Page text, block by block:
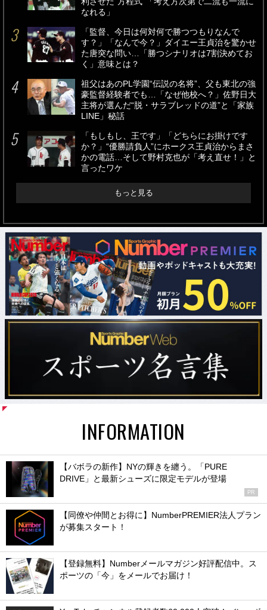
なれる」
「監督、今日は何対何で勝つつもりなんで
す？」「なんで今？」ダイエー王貞治を驚かせ
た唐突な問い…「勝つシナリオは7割決めてお
く」意味とは？
祖父はあのPL学園“伝説の名将”、父も東北の強
豪監督経験者でも…「なぜ他校へ？」佐野日大
主将が選んだ“脱・サラブレッドの道”と「家族
LINE」秘話
「もしもし、王です」「どちらにお掛けです
か？」“優勝請負人”にホークス王貞治からまさ
かの電話…そして野村克也が「考え直せ！」と
言ったワケ
もっと見る
INFORMATION
【バボラの新作】NYの輝きを纏う。「PURE
DRIVE」と最新シューズに限定モデルが登場
PR
【同僚や仲間とお得に】NumberPREMIER法人プラン
が募集スタート！
【登録無料】Numberメールマガジン好評配信中。ス
ポーツの「今」をメールでお届け！